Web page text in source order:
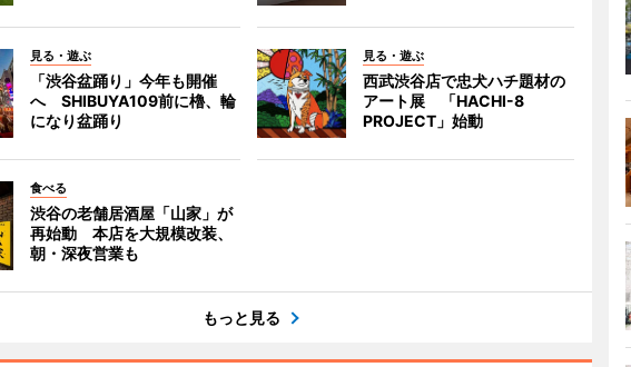
見る・遊ぶ
「渋谷盆踊り」今年も開催
へ SHIBUYA109前に櫓、輪
になり盆踊り
見る・遊ぶ
西武渋谷店で忠犬ハチ題材の
アート展 「HACHI-8
PROJECT」始動
食べる
渋谷の老舗居酒屋「山家」が
再始動 本店を大規模改装、
朝・深夜営業も
もっと見る